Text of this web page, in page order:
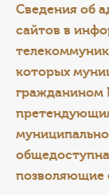
Сведения об
сайтов в
которых
гражданином
позволяющие